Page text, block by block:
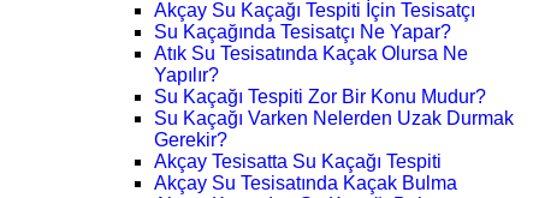
Akçay Su Kaçağı Tespiti İçin Tesisatçı
Su Kaçağında Tesisatçı Ne Yapar?
Atık Su Tesisatında Kaçak Olursa Ne
Yapılır?
Su Kaçağı Tespiti Zor Bir Konu Mudur?
Su Kaçağı Varken Nelerden Uzak Durmak
Gerekir?
Akçay Tesisatta Su Kaçağı Tespiti
Akçay Su Tesisatında Kaçak Bulma